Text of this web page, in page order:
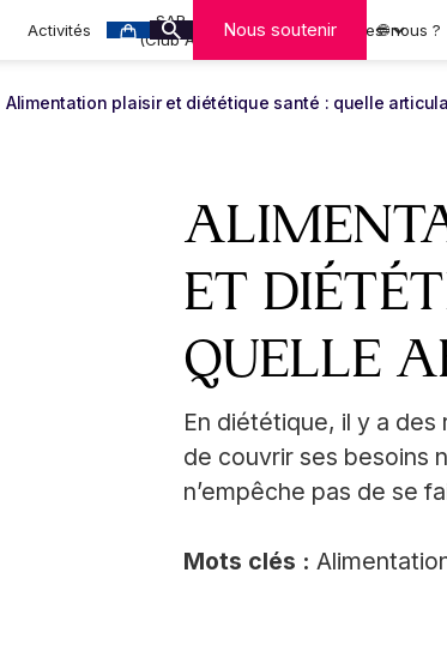
Activités
SAR-CAN
(Club A-MCA)
Qui sommes-nous ?
Nous soutenir 🌐
Alimentation plaisir et diététique santé : quelle
ET
QUELLE
En diététique, il y a
de couvrir ses besoins
n’empêche pas de se
Mots clés :